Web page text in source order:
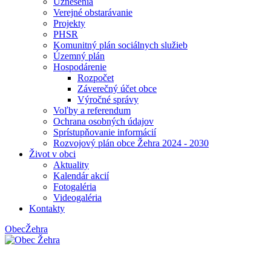
Verejné obstarávanie
Projekty
PHSR
Komunitný plán sociálnych služieb
Územný plán
Hospodárenie
Rozpočet
Záverečný účet obce
Výročné správy
Voľby a referendum
Ochrana osobných údajov
Sprístupňovanie informácií
Rozvojový plán obce Žehra 2024 - 2030
Život v obci
Aktuality
Kalendár akcií
Fotogaléria
Videogaléria
Kontakty
ObecŽehra